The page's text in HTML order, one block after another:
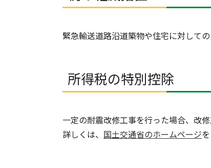
緊急輸送道路沿道築物や住宅に対して
所得税の特別控除
一定の耐震改修工事を行った場合、改
詳しくは、 国土交通省のホームページ